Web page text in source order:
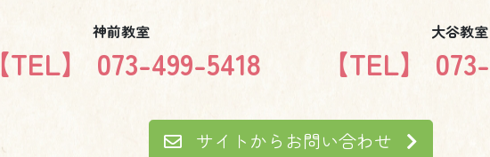
神前教室
【TEL】 073-499-5418
大谷教室
【TEL】
サイトからお問い合わせ